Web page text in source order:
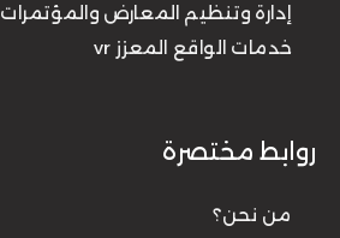
إدارة وتنظيم المعارض والمؤتمرات
خدمات الواقع المعزز vr
روابط مختصرة
من نحن؟